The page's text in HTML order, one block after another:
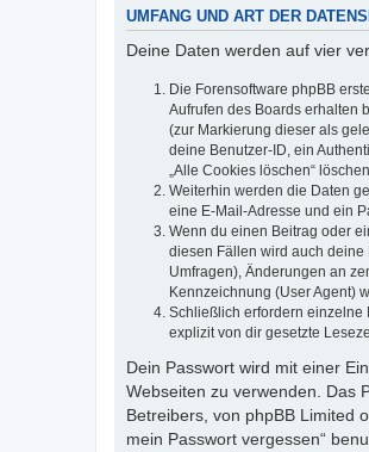
UMFANG UND ART DER
Deine Daten werden auf vier
Die Forensoftware phpBB
Aufrufen des Boards erhalten
(zur Markierung dieser als
deine Benutzer-ID, ein
„Alle Cookies löschen“ löschen.
Weiterhin werden die Daten
eine E-Mail-Adresse und ein
Wenn du einen Beitrag oder
diesen Fällen wird auch deine
Umfragen), Änderungen an
Kennzeichnung (User Agent)
Schließlich erfordern einzelne
explizit von dir gesetzte
Dein Passwort wird mit einer
Webseiten zu verwenden. Das
Betreibers, von phpBB Limited
mein Passwort vergessen“